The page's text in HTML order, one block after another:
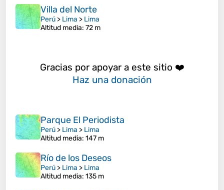
Villa del Norte
Perú > Lima > Lima
Altitud media: 72 m
Gracias por apoyar a este sitio ❤️
Haz una donación
Parque El Periodista
Perú > Lima > Lima
Altitud media: 147 m
Río de los Deseos
Perú > Lima > Lima
Altitud media: 135 m